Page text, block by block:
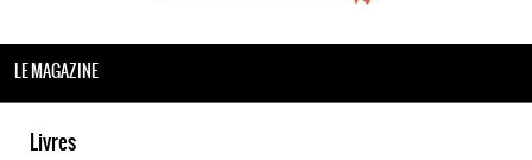
LE MAGAZINE
Livres